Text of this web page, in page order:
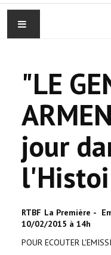
ACTUALITÉ
COMMUNAUTÉ
EVÉNEMENTS
🔔 ELECTIONS 2026 🗳️
"LE
jour
RTBF La Première -
10/02/2015 à 14h
POUR ECOUTER